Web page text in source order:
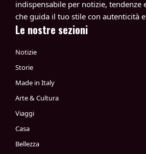
indispensabile per notizie, tendenze
che guida il tuo stile con autenticità
Le nostre sezioni
Notizie
Storie
Made in Italy
Arte & Cultura
Viaggi
Casa
Bellezza